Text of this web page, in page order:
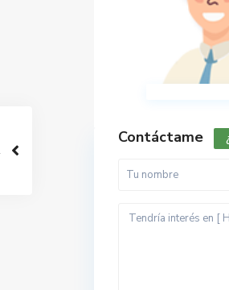
Contáctame